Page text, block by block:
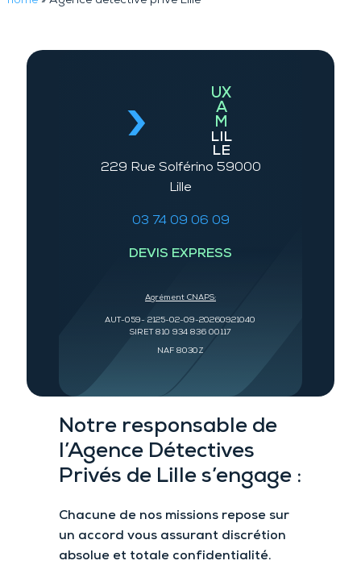
Notre responsable de
l’Agence Détectives
Privés de Lille s’engage :
Chacune de nos missions repose sur
un accord vous assurant discrétion
absolue et totale confidentialité.
UX
A
M
LIL
LE
229 Rue Solférino 59000
Lille
03 74 09 06 09
DEVIS EXPRESS
Agrément CNAPS:
AUT-059- 2125-02-09-20260921040
SIRET 810 934 836 00117
NAF 8030Z